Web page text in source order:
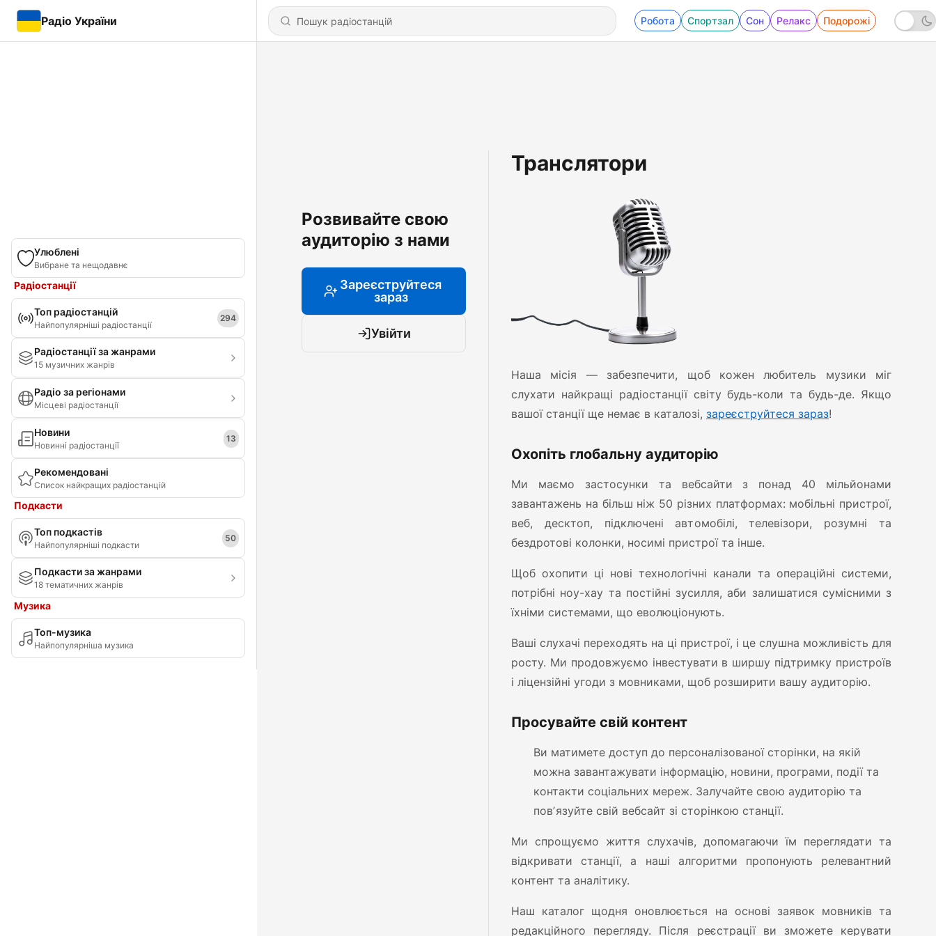
Радіо України Робота Спортзал Сон Релакс Подорожі
Улюблені
Вибране та нещодавнє
Радіостанції
Топ радіостанцій
Найпопулярніші радіостанції
294
Радіостанції за жанрами
15 музичних жанрів
Радіо за регіонами
Місцеві радіостанції
Новини
Новинні радіостанції
13
Рекомендовані
Список найкращих радіостанцій
Подкасти
Топ подкастів
Найпопулярніші подкасти
50
Подкасти за жанрами
18 тематичних жанрів
Музика
Топ-музика
Найпопулярніша музика
Розвивайте свою
аудиторію з нами
Зареєструйтеся
зараз
Увійти
Транслятори
Наша місія — забезпечити, щоб кожен любитель музики міг
слухати найкращі радіостанції світу будь-коли та будь-де. Якщо
вашої станції ще немає в каталозі, зареєструйтеся зараз!
Охопіть глобальну аудиторію
Ми маємо застосунки та вебсайти з понад 40 мільйонами
завантажень на більш ніж 50 різних платформах: мобільні пристрої,
веб, десктоп, підключені автомобілі, телевізори, розумні та
бездротові колонки, носимі пристрої та інше.
Щоб охопити ці нові технологічні канали та операційні системи,
потрібні ноу-хау та постійні зусилля, аби залишатися сумісними з
їхніми системами, що еволюціонують.
Ваші слухачі переходять на ці пристрої, і це слушна можливість для
росту. Ми продовжуємо інвестувати в ширшу підтримку пристроїв
і ліцензійні угоди з мовниками, щоб розширити вашу аудиторію.
Просувайте свій контент
Ви матимете доступ до персоналізованої сторінки, на якій
можна завантажувати інформацію, новини, програми, події та
контакти соціальних мереж. Залучайте свою аудиторію та
повʼязуйте свій вебсайт зі сторінкою станції.
Ми спрощуємо життя слухачів, допомагаючи їм переглядати та
відкривати станції, а наші алгоритми пропонують релевантний
контент та аналітику.
Наш каталог щодня оновлюється на основі заявок мовників та
редакційного перегляду. Після реєстрації ви зможете керувати